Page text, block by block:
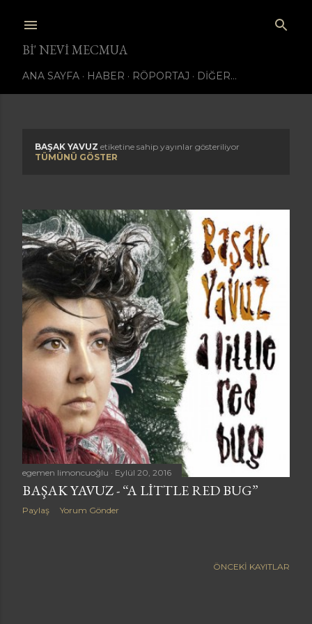
BI' NEVI MECMUA
ANA SAYFA HABER RÖPORTAJ DIĞER…
K
y
ı
t
l
a
r
BAŞAK YAVUZ etiketine sahip yayınlar gösteriliyor
TÜMÜNÜ GÖSTER
egemen limoncuoğlu Eylül 20, 2016
BAŞAK YAVUZ - “A LITTLE RED BUG”
Paylaş Yorum Gönder
ÖNCEKI KAYITLAR